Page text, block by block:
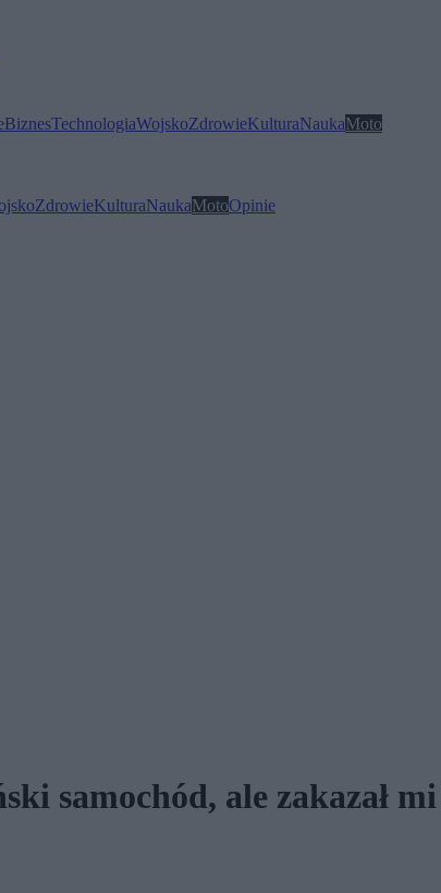
BiznesTechnologiaWojskoZdrowieKulturaNaukaMoto
ZdrowieKulturaNaukaMotoOpinie
samochód, ale zakazał